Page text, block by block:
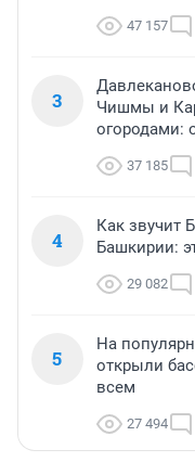
47 157
3
Чишмы и
огородами:
37 185
4
Как звучит
Башкирии:
29 082
5
На
открыли
всем
27 494